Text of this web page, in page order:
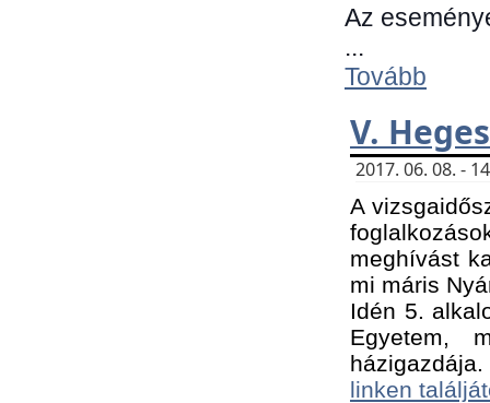
Az
...
Tovább
V.
2017. 06. 08. -
A
meghívást
mi máris
Idén 5.
Egyetem,
linken